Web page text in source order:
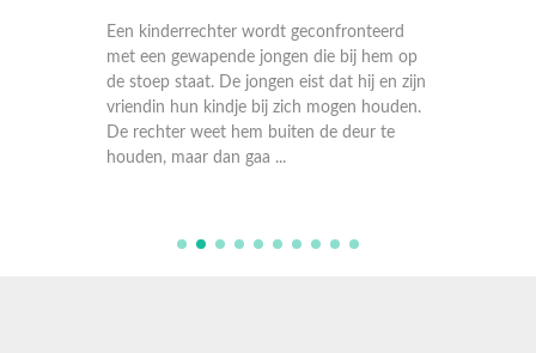
Een kinderrechter wordt geconfronteerd
met een gewapende jongen die bij hem op
de stoep staat. De jongen eist dat hij en zijn
vriendin hun kindje bij zich mogen houden.
De rechter weet hem buiten de deur te
houden, maar dan gaa ...